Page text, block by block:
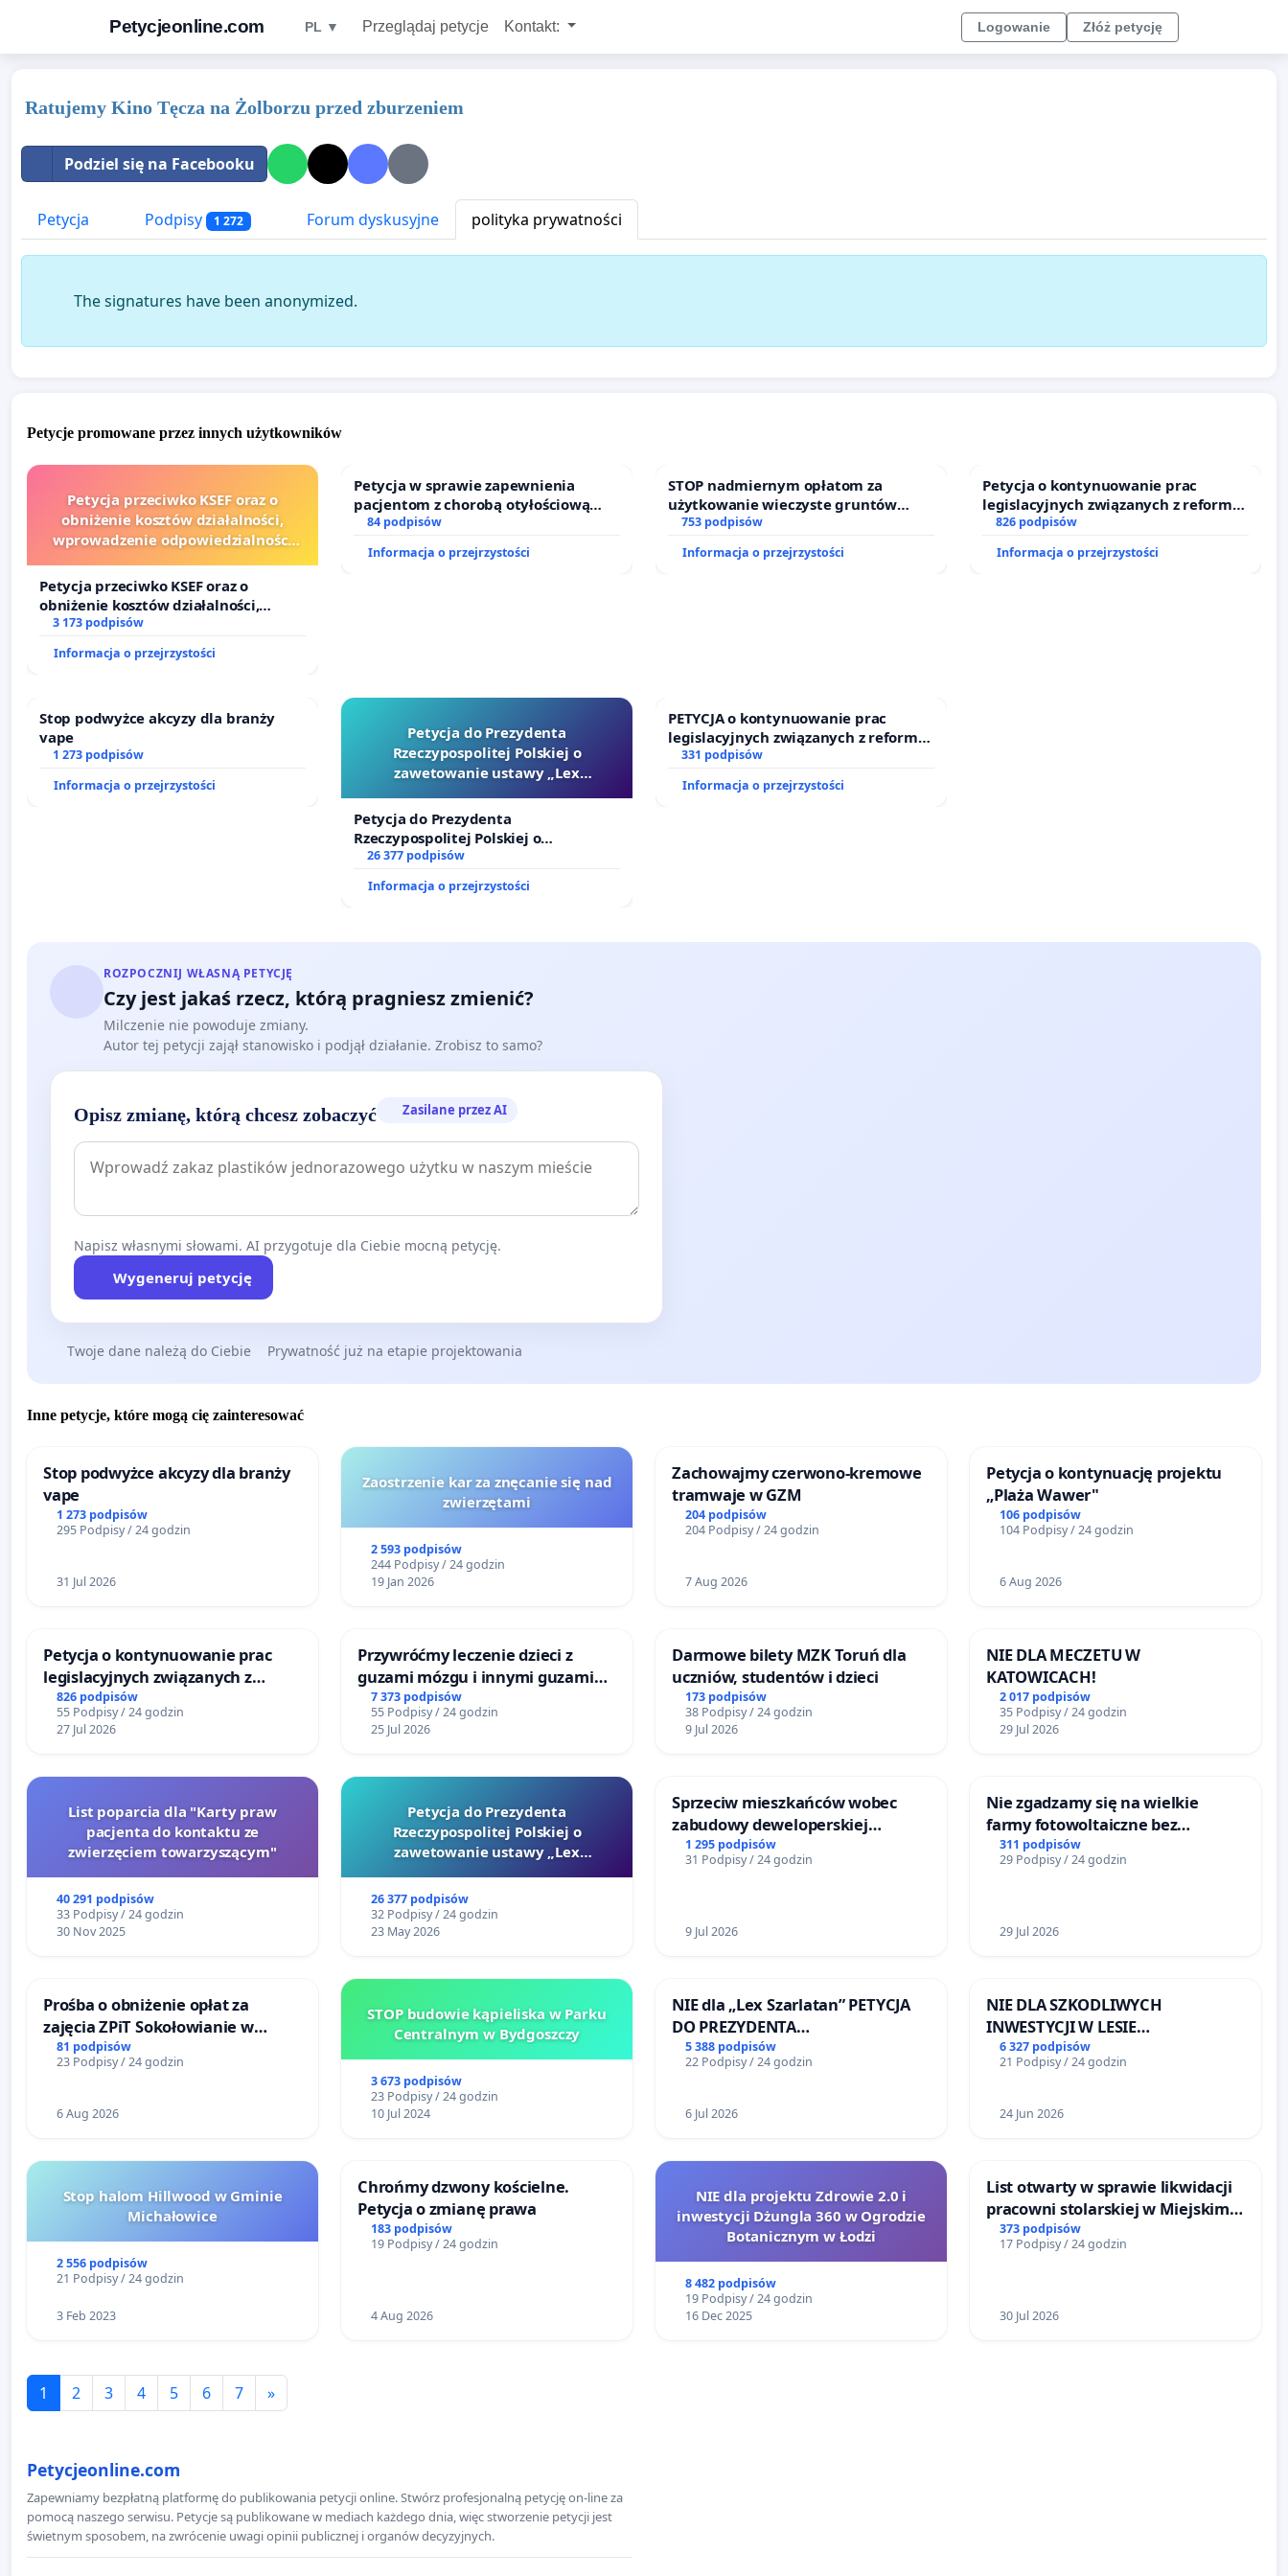
Petycjeonline.com PL ▼ Przeglądaj petycje Kontakt: Logowanie Złóż petycję
Ratujemy Kino Tęcza na Żolborzu przed zburzeniem
Podziel się na Facebooku
Petycja Podpisy 1 272 Forum dyskusyjne polityka prywatności
The signatures have been anonymized.
Petycje promowane przez innych użytkowników
Petycja przeciwko KSEF oraz o
obniżenie kosztów działalności,
wprowadzenie odpowiedzialności
sędziów
Petycja przeciwko KSEF oraz o
obniżenie kosztów działalności,
wprowadzenie odpowiedzialności
sędziów
3 173 podpisów
Informacja o przejrzystości
Petycja w sprawie zapewnienia
pacjentom z chorobą otyłościową
dostępu do kompleksowego leczenia
84 podpisów
Informacja o przejrzystości
STOP nadmiernym opłatom za
użytkowanie wieczyste gruntów
zajmowanych przez rodzinne ogrody
753 podpisów
Informacja o przejrzystości
Petycja o kontynuowanie prac
legislacyjnych związanych z reformą
prawa rodzinnego
826 podpisów
Informacja o przejrzystości
Stop podwyżce akcyzy dla branży
vape
1 273 podpisów
Informacja o przejrzystości
Petycja do Prezydenta
Rzeczypospolitej Polskiej o
zawetowanie ustawy „Lex
Petycja do Prezydenta
Rzeczypospolitej Polskiej o
zawetowanie ustawy „Lex Szarlatan”
26 377 podpisów
Informacja o przejrzystości
PETYCJA o kontynuowanie prac
legislacyjnych związanych z reformą
prawa rodzinnego
331 podpisów
Informacja o przejrzystości
ROZPOCZNIJ WŁASNĄ PETYCJĘ
Czy jest jakaś rzecz, którą pragniesz zmienić?
Milczenie nie powoduje zmiany.
Autor tej petycji zajął stanowisko i podjął działanie. Zrobisz to samo?
Opisz zmianę, którą chcesz zobaczyć Zasilane przez AI
Napisz własnymi słowami. AI przygotuje dla Ciebie mocną petycję.
Wygeneruj petycję
Twoje dane należą do Ciebie Prywatność już na etapie projektowania
Inne petycje, które mogą cię zainteresować
Stop podwyżce akcyzy dla branży
vape
1 273 podpisów
295 Podpisy / 24 godzin
31 Jul 2026
Zaostrzenie kar za znęcanie się nad
zwierzętami
2 593 podpisów
244 Podpisy / 24 godzin
19 Jan 2026
Zachowajmy czerwono-kremowe
tramwaje w GZM
204 podpisów
204 Podpisy / 24 godzin
7 Aug 2026
Petycja o kontynuację projektu
„Plaża Wawer"
106 podpisów
104 Podpisy / 24 godzin
6 Aug 2026
Petycja o kontynuowanie prac
legislacyjnych związanych z
reformą prawa rodzinnego
826 podpisów
55 Podpisy / 24 godzin
27 Jul 2026
Przywróćmy leczenie dzieci z
guzami mózgu i innymi guzami
litymi do Górnośląskiego
Centrum Zdrowia Dziecka w
Katowicach
7 373 podpisów
55 Podpisy / 24 godzin
25 Jul 2026
Darmowe bilety MZK Toruń dla
uczniów, studentów i dzieci
173 podpisów
38 Podpisy / 24 godzin
9 Jul 2026
NIE DLA MECZETU W
KATOWICACH!
2 017 podpisów
35 Podpisy / 24 godzin
29 Jul 2026
List poparcia dla "Karty praw
pacjenta do kontaktu ze
zwierzęciem towarzyszącym"
40 291 podpisów
33 Podpisy / 24 godzin
30 Nov 2025
Petycja do Prezydenta
Rzeczypospolitej Polskiej o
zawetowanie ustawy „Lex
26 377 podpisów
32 Podpisy / 24 godzin
23 May 2026
Sprzeciw mieszkańców wobec
zabudowy deweloperskiej
terenow zielonych w rejonie
Bulwarów Straceńskich w Bielsku-
1 295 podpisów
31 Podpisy / 24 godzin
9 Jul 2026
Nie zgadzamy się na wielkie
farmy fotowoltaiczne bez
rzetelnych analiz i akceptacji
mieszkańców
311 podpisów
29 Podpisy / 24 godzin
29 Jul 2026
Prośba o obniżenie opłat za
zajęcia ZPiT Sokołowianie w
Sokołowskim Ośrodku Kultury
81 podpisów
23 Podpisy / 24 godzin
6 Aug 2026
STOP budowie kąpieliska w Parku
Centralnym w Bydgoszczy
3 673 podpisów
23 Podpisy / 24 godzin
10 Jul 2024
NIE dla „Lex Szarlatan” PETYCJA
DO PREZYDENTA
RZECZYPOSPOLITEJ POLSKIEJ
5 388 podpisów
22 Podpisy / 24 godzin
6 Jul 2026
NIE DLA SZKODLIWYCH
INWESTYCJI W LESIE
ŁAGIEWNICKIM I ARTURÓWKU
6 327 podpisów
21 Podpisy / 24 godzin
24 Jun 2026
Stop halom Hillwood w Gminie
Michałowice
2 556 podpisów
21 Podpisy / 24 godzin
3 Feb 2023
Chrońmy dzwony kościelne.
Petycja o zmianę prawa
183 podpisów
19 Podpisy / 24 godzin
4 Aug 2026
NIE dla projektu Zdrowie 2.0 i
inwestycji Dżungla 360 w Ogrodzie
Botanicznym w Łodzi
8 482 podpisów
19 Podpisy / 24 godzin
16 Dec 2025
List otwarty w sprawie likwidacji
pracowni stolarskiej w Miejskim
Teatrze Miniatura w Gdańsku
373 podpisów
17 Podpisy / 24 godzin
30 Jul 2026
1 2 3 4 5 6 7 »
Petycjeonline.com
Zapewniamy bezpłatną platformę do publikowania petycji online. Stwórz profesjonalną petycję on-line za
pomocą naszego serwisu. Petycje są publikowane w mediach każdego dnia, więc stworzenie petycji jest
świetnym sposobem, na zwrócenie uwagi opinii publicznej i organów decyzyjnych.